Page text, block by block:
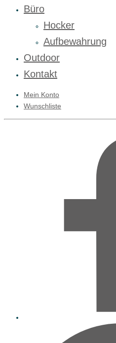
Büro
Hocker
Aufbewahrung
Outdoor
Kontakt
Mein Konto
Wunschliste